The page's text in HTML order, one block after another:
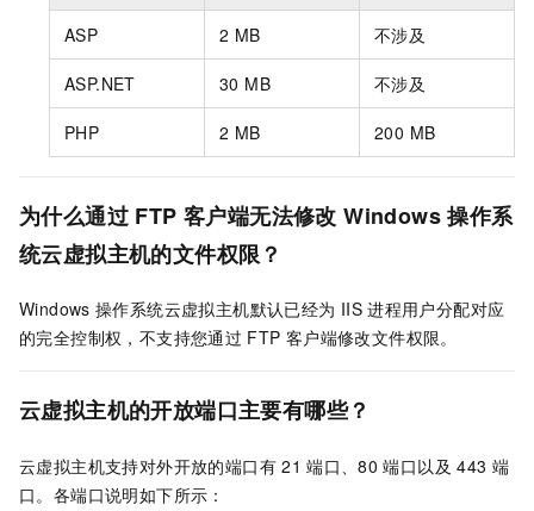
ASP 2 MB 不涉及
ASP.NET 30 MB 不涉及
PHP 2 MB 200 MB
为什么通过 FTP 客户端无法修改 Windows 操作系
统云虚拟主机的文件权限？
Windows 操作系统云虚拟主机默认已经为 IIS 进程用户分配对应
的完全控制权，不支持您通过 FTP 客户端修改文件权限。
云虚拟主机的开放端口主要有哪些？
云虚拟主机支持对外开放的端口有 21 端口、80 端口以及 443 端
口。各端口说明如下所示：